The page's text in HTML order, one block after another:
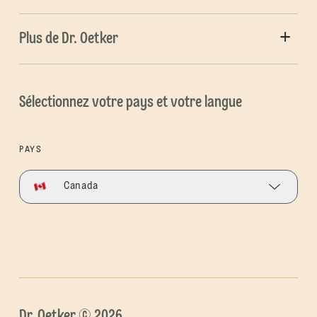
Plus de Dr. Oetker
Sélectionnez votre pays et votre langue
PAYS
Canada